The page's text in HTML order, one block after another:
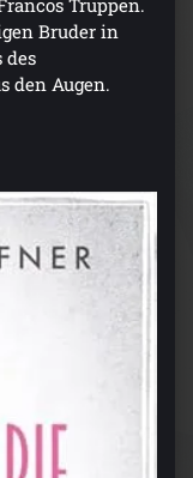
Truppen.
Bruder in
des
den Augen.